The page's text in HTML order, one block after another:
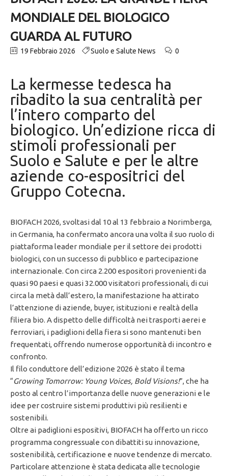
MONDIALE DEL BIOLOGICO
GUARDA AL FUTURO
19 Febbraio 2026 Suolo e Salute News 0
La kermesse tedesca ha
ribadito la sua centralità per
l’intero comparto del
biologico. Un’edizione ricca di
stimoli professionali per
Suolo e Salute e per le altre
aziende co-espositrici del
Gruppo Cotecna.
BIOFACH 2026, svoltasi dal 10 al 13 febbraio a Norimberga,
in Germania, ha confermato ancora una volta il suo ruolo di
piattaforma leader mondiale per il settore dei prodotti
biologici, con un successo di pubblico e partecipazione
internazionale. Con circa 2.200 espositori provenienti da
quasi 90 paesi e quasi 32.000 visitatori professionali, di cui
circa la metà dall’estero, la manifestazione ha attirato
l’attenzione di aziende, buyer, istituzioni e realtà della
filiera bio. A dispetto delle difficoltà nei trasporti aerei e
ferroviari, i padiglioni della fiera si sono mantenuti ben
frequentati, offrendo numerose opportunità di incontro e
confronto.
Il filo conduttore dell’edizione 2026 è stato il tema
“Growing Tomorrow: Young Voices, Bold Visions!”, che ha
posto al centro l’importanza delle nuove generazioni e le
idee per costruire sistemi produttivi più resilienti e
sostenibili.
Oltre ai padiglioni espositivi, BIOFACH ha offerto un ricco
programma congressuale con dibattiti su innovazione,
sostenibilità, certificazione e nuove tendenze di mercato.
Particolare attenzione è stata dedicata alle tecnologie